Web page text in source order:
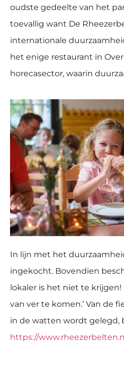
oudste gedeelte van het
toevallig want De
internationale
het enige restaurant in
horecasector, waarin
In lijn met het
ingekocht. Bovendien
lokaler is het niet te krijgen!
van ver te komen.’ Van de
in de watten wordt gelegd,
https://